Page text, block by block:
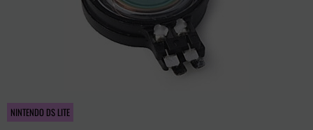
NINTENDO DS LITE